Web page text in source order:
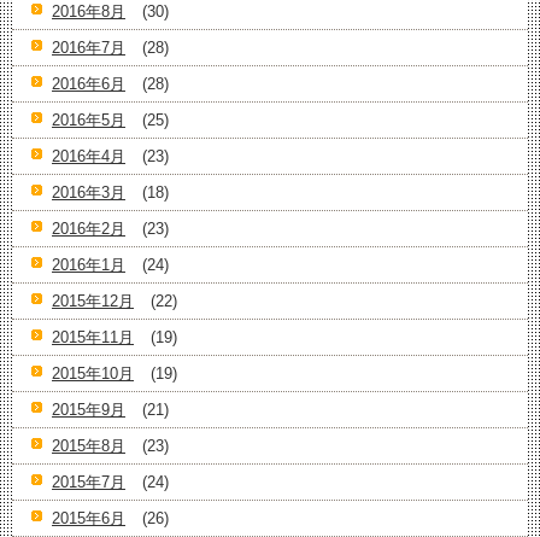
2016年8月
(30)
2016年7月
(28)
2016年6月
(28)
2016年5月
(25)
2016年4月
(23)
2016年3月
(18)
2016年2月
(23)
2016年1月
(24)
2015年12月
(22)
2015年11月
(19)
2015年10月
(19)
2015年9月
(21)
2015年8月
(23)
2015年7月
(24)
2015年6月
(26)